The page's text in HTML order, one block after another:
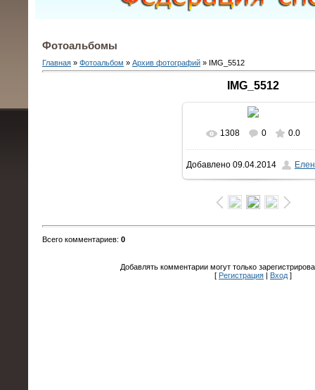
Фотоальбомы
Главная » Фотоальбом » Архив фотографий » IMG_5512
IMG_5512
В реальном размере
1066x1600/ 152.4Kb
1308 0 0.0
Добавлено 09.04.2014
Всего комментариев: 0
Добавлять комментарии могут только
[ Регистрация Вход]